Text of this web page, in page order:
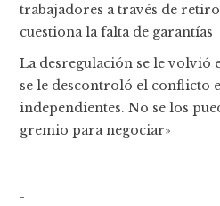
trabajadores a través de
cuestiona la falta de garantías
La desregulación se le volvió
se le descontroló el conflicto
independientes. No se los
gremio para negociar»
-